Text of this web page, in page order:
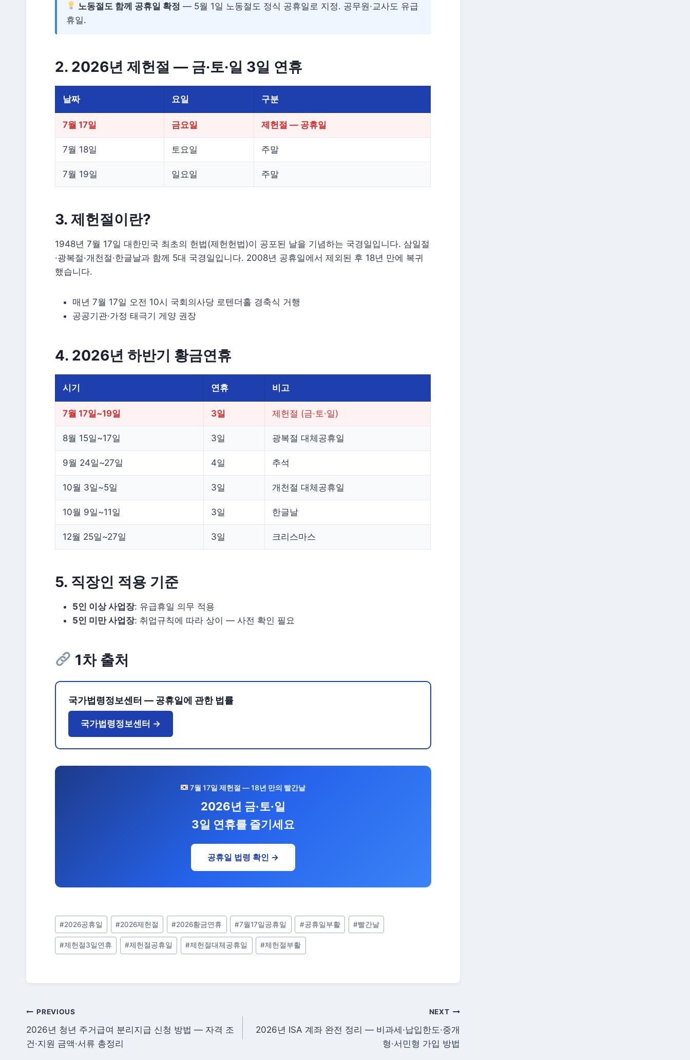
노동절도 함께 공휴일 확정 — 5월 1일 노동절도 정식 공휴일로 지정. 공무원·교사도 유급
휴일.
2. 2026년 제헌절 — 금·토·일 3일 연휴
날짜 요일 구분
7월 17일 금요일 제헌절 — 공휴일
7월 18일 토요일 주말
7월 19일 일요일 주말
3. 제헌절이란?
1948년 7월 17일 대한민국 최초의 헌법(제헌헌법)이 공포된 날을 기념하는 국경일입니다. 삼일절
·광복절·개천절·한글날과 함께 5대 국경일입니다. 2008년 공휴일에서 제외된 후 18년 만에 복귀
했습니다.
매년 7월 17일 오전 10시 국회의사당 로텐더홀 경축식 거행
공공기관·가정 태극기 게양 권장
4. 2026년 하반기 황금연휴
시기 연휴 비고
7월 17일~19일 3일 제헌절 (금·토·일)
8월 15일~17일 3일 광복절 대체공휴일
9월 24일~27일 4일 추석
10월 3일~5일 3일 개천절 대체공휴일
10월 9일~11일 3일 한글날
12월 25일~27일 3일 크리스마스
5. 직장인 적용 기준
5인 이상 사업장: 유급휴일 의무 적용
5인 미만 사업장: 취업규칙에 따라 상이 — 사전 확인 필요
1차 출처
국가법령정보센터 — 공휴일에 관한 법률
국가법령정보센터 →
7월 17일 제헌절 — 18년 만의 빨간날
2026년 금·토·일
3일 연휴를 즐기세요
공휴일 법령 확인 →
Post
Tags:
#2026공휴일 #2026제헌절 #2026황금연휴 #7월17일공휴일 #공휴일부활 #빨간날
#제헌절3일연휴 #제헌절공휴일 #제헌절대체공휴일 #제헌절부활
글
탐
PREVIOUS
2026년 청년 주거급여 분리지급 신청 방법 — 자격 조
건·지원 금액·서류 총정리
NEXT
2026년 ISA 계좌 완전 정리 — 비과세·납입한도·중개
형·서민형 가입 방법